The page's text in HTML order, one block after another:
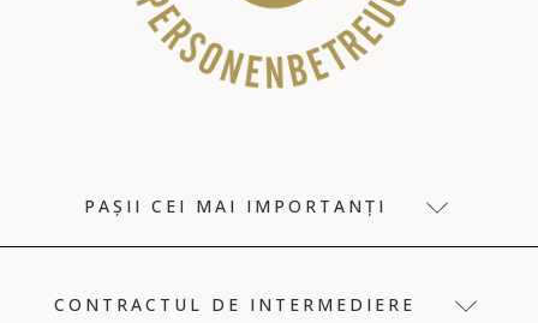
PAȘII CEI MAI IMPORTANȚI
CONTRACTUL DE INTERMEDIERE